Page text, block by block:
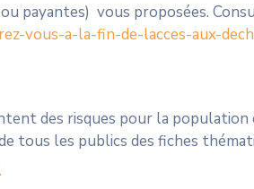
payantes) vous proposées.
vous-a-la-fin-de-lacces-aux-
des risques pour la
tous les publics des fiches